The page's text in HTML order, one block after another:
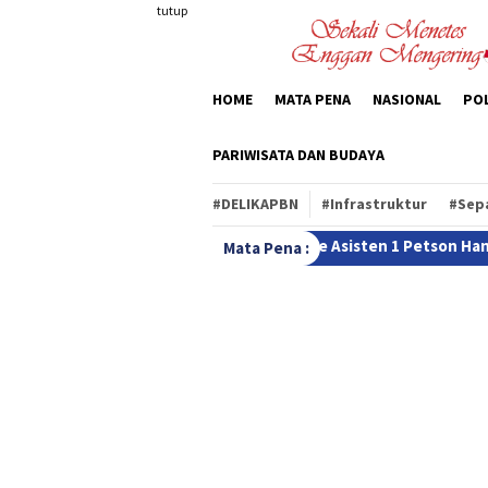
tutup
HOME MATA PENA NASIONAL
PARIWISATA DAN BUDAYA
#DELIKAPBN #Infrastruktur
Mata Pena :
Ke Asisten 1 Petson Hangge Mesak